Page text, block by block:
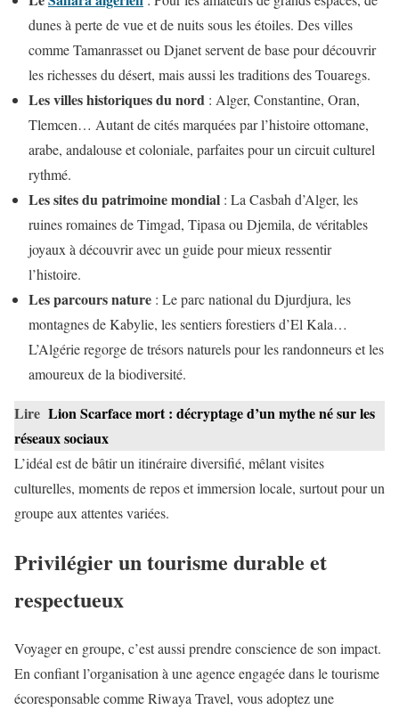
dunes à perte de vue et de nuits sous les étoiles. Des villes
comme Tamanrasset ou Djanet servent de base pour découvrir
les richesses du désert, mais aussi les traditions des Touaregs.
Les villes historiques du nord : Alger, Constantine, Oran,
Tlemcen… Autant de cités marquées par l’histoire ottomane,
arabe, andalouse et coloniale, parfaites pour un circuit culturel
rythmé.
Les sites du patrimoine mondial : La Casbah d’Alger, les
ruines romaines de Timgad, Tipasa ou Djemila, de véritables
joyaux à découvrir avec un guide pour mieux ressentir
l’histoire.
Les parcours nature : Le parc national du Djurdjura, les
montagnes de Kabylie, les sentiers forestiers d’El Kala…
L’Algérie regorge de trésors naturels pour les randonneurs et les
amoureux de la biodiversité.
Lire Lion Scarface mort : décryptage d’un mythe né sur les
réseaux sociaux
L’idéal est de bâtir un itinéraire diversifié, mêlant visites
culturelles, moments de repos et immersion locale, surtout pour un
groupe aux attentes variées.
Privilégier un tourisme durable et
respectueux
Voyager en groupe, c’est aussi prendre conscience de son impact.
En confiant l’organisation à une agence engagée dans le tourisme
écoresponsable comme Riwaya Travel, vous adoptez une